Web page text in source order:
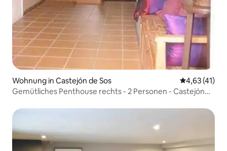
Wohnung in Castejón de Sos
4,63 (41)
Gemütliches Penthouse rechts - 2 Personen - Castejón